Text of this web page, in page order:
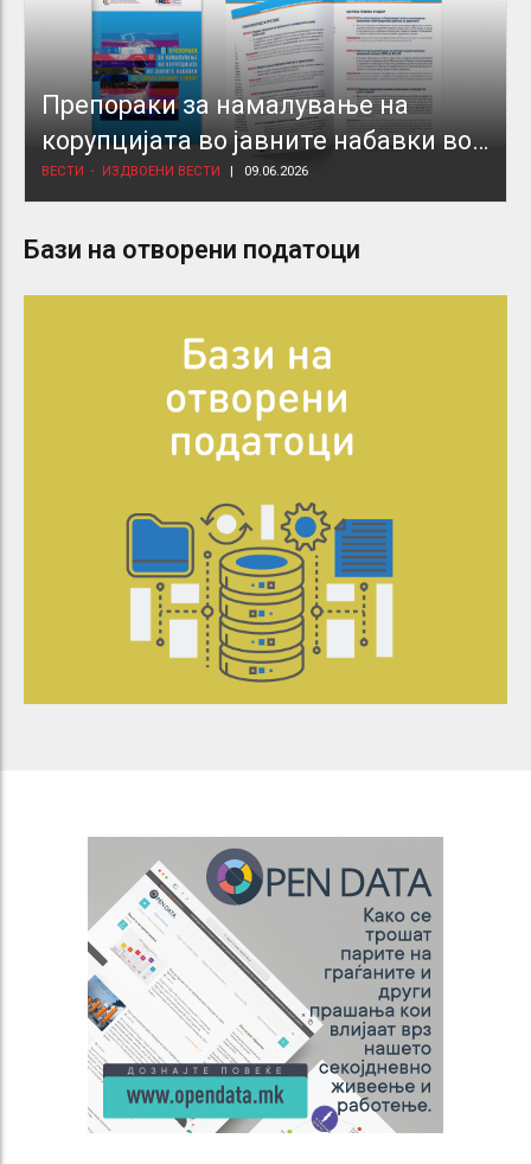
Препораки за намалување на
корупцијата во јавните набавки во
здравствениот сектор
ВЕСТИ ИЗДВОЕНИ ВЕСТИ 09.06.2026
Бази на отворени податоци